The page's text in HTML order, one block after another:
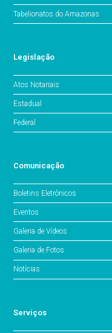
Tabelionatos do Amazonas
Legislação
Atos Notariais
Estadual
Federal
Comunicação
Boletins Eletrônicos
Eventos
Galeria de Vídeos
Galeria de Fotos
Notícias
Serviços